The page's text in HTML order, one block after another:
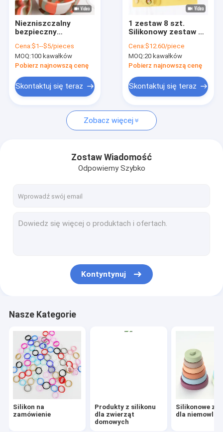
Wycieczka po fabryce
Aktualności
Produkty z silikonu dla zwierząt domowych
Silikonowe zabawki dla niemowląt
Zestaw misek silikonowych
Silikonowy kubek dla dzieci
Talerze silikonowe dla maluchów
Silikonowe Widelce I Łyżki
Silikonowy śliniaczek dla niemowląt
Niezniszczalny
bezpieczny
stołowy do karmienia
dzieci
Cena:$1--$5/pieces
MOQ:100 kawałków
Pobierz najnowszą cenę
Skontaktuj się teraz
1 zestaw 8 szt.
Silikonowy zestaw do
Zrównoważony kolor
Pantone
Cena:$12.60/piece
MOQ:20 kawałków
Pobierz najnowszą cenę
Skontaktuj się teraz
Zobacz więcej
Zostaw Wiadomość
Odpowiemy Szybko
Kontyntynuj
Nasze Kategorie
Silikon na
zamówienie
Produkty z silikonu
dla zwierząt
domowych
Silikonowe
dla niemowląt